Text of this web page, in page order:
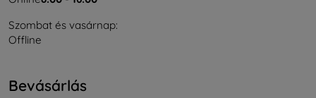
Szombat és vasárnap:
Offline
Bevásárlás